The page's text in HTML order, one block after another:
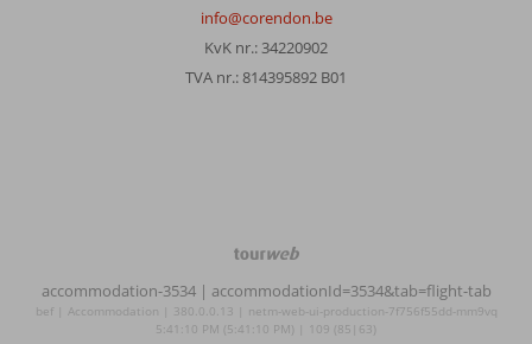
info@corendon.be
KvK nr.: 34220902
TVA nr.: 814395892 B01
TourWeb
NetMatch
accommodation-3534 | accommodationId=3534&tab=flight-tab
bef | Accommodation | 380.0.0.13 | netm-web-ui-production-7f756f55dd-mm9vq
5:41:10 PM (5:41:10 PM) | 109 (85|63)